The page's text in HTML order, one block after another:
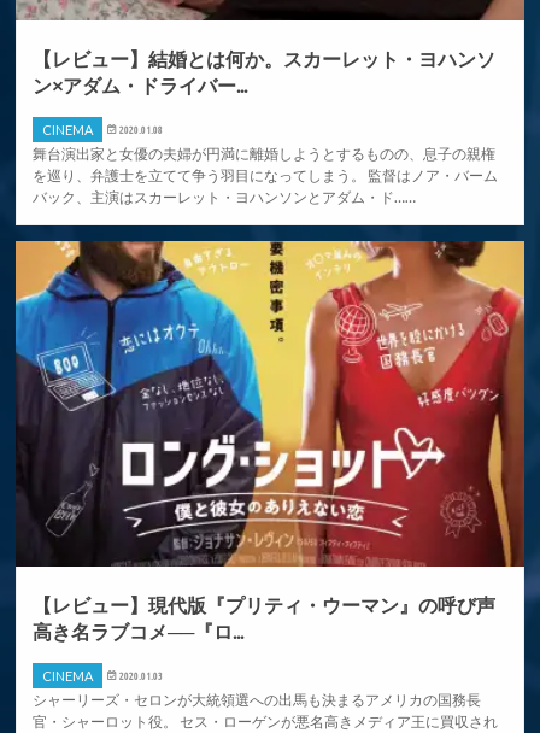
【レビュー】結婚とは何か。スカーレット・ヨハンソ
ン×アダム・ドライバー...
CINEMA 2020.01.08
舞台演出家と女優の夫婦が円満に離婚しようとするものの、息子の親権
を巡り、弁護士を立てて争う羽目になってしまう。 監督はノア・バーム
バック、主演はスカーレット・ヨハンソンとアダム・ド……
【レビュー】現代版『プリティ・ウーマン』の呼び声
高き名ラブコメ──『ロ...
CINEMA 2020.01.03
シャーリーズ・セロンが大統領選への出馬も決まるアメリカの国務長
官・シャーロット役。 セス・ローゲンが悪名高きメディア王に買収され